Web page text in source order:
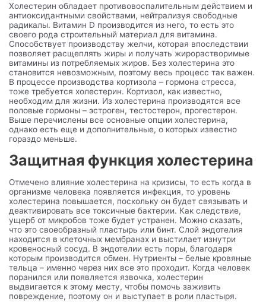
Холестерин обладает противовоспалительным действием и
антиоксидантными свойствами, нейтрализуя свободные
радикалы. Витамин D производится из него, то есть это
своего рода строительный материал для витамина.
Способствует производству желчи, которая впоследствии
позволяет расщеплять жиры и получать жирорастворимые
витамины из потребляемых жиров. Без холестерина это
становится невозможным, поэтому весь процесс так важен.
В процессе производства кортизола – гормона стресса,
тоже требуется холестерин. Кортизол, как известно,
необходим для жизни. Из холестерина производятся все
половые гормоны – эстроген, тестостерон, прогестерон.
Выше перечислены все основные опции холестерина,
однако есть еще и дополнительные, о которых известно
гораздо меньше.
Защитная функция холестерина
Отмечено влияние холестерина на кризисы, то есть когда в
организме человека появляется инфекция, то уровень
холестерина повышается, поскольку он будет связывать и
деактивировать все токсичные бактерии. Как следствие,
ущерб от микробов тоже будет устранен. Можно сказать,
что это своеобразный пластырь или бинт. Слой эндотелия
находится в клеточных мембранах и выстилает изнутри
кровеносный сосуд. В эндотелии есть поры, благодаря
которым производится обмен. Нутриенты – белые кровяные
тельца – именно через них все это проходит. Когда человек
поранился или появляется язвочка, холестерин
выдвигается к этому месту, чтобы помочь заживить
повреждение, поэтому он и выступает в роли пластыря.